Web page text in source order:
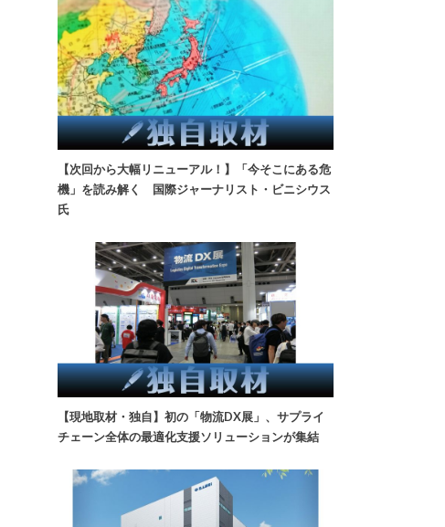
【次回から大幅リニューアル！】「今そこにある危
機」を読み解く 国際ジャーナリスト・ビニシウス
氏
【現地取材・独自】初の「物流DX展」、サプライ
チェーン全体の最適化支援ソリューションが集結